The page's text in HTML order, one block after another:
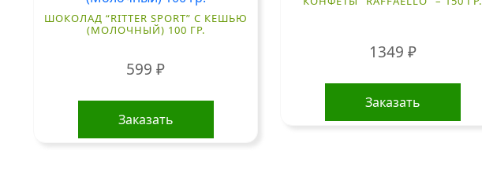
ШОКОЛАД “RITTER SPORT” С КЕШЬЮ
(МОЛОЧНЫЙ) 100 ГР.
599₽
Заказать
1349 ₽
Заказать